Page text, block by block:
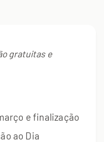
gratuitas e
e finalização
ao Dia